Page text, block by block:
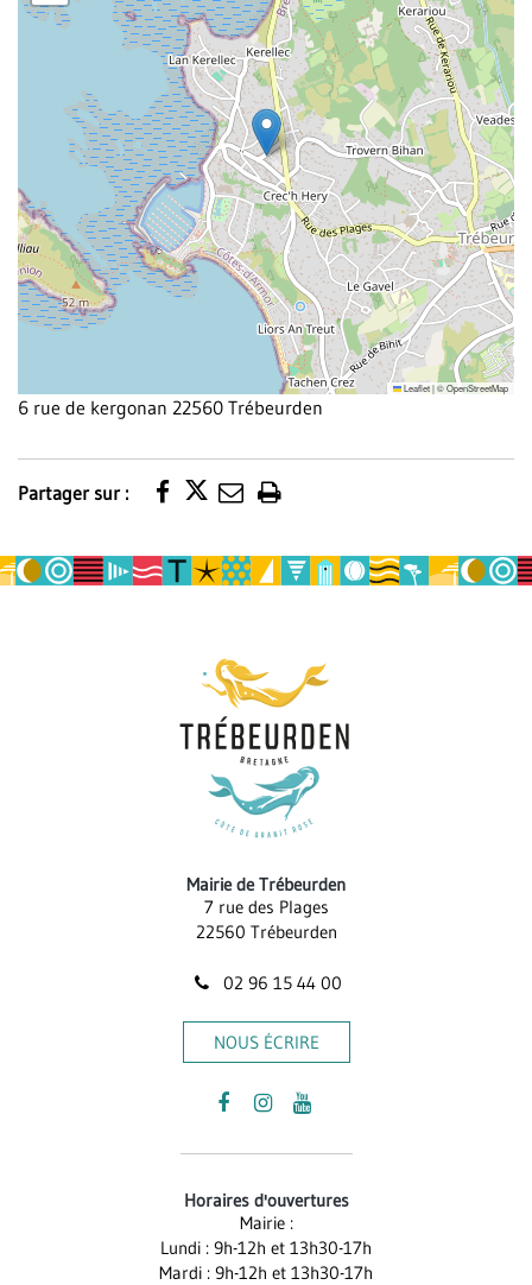
Leaflet|©OpenStreetMap
6 rue de kergonan 22560 Trébeurden
Partager sur :
Imprimer
page
Mairie de Trébeurden
7 rue des Plages
22560 Trébeurden
02 96 15 44 00
NOUS ÉCRIRE
Lien
compte
Facebook
Lien
compte
Instagram
Lien
chaîne
Youtube
Horaires d'ouvertures
Mairie :
Lundi : 9h-12h et 13h30-17h
Mardi : 9h-12h et 13h30-17h